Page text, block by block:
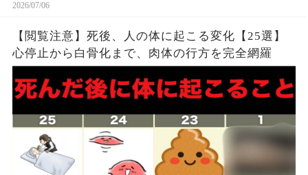
2026/07/06
【閲覧注意】死後、人の体に起こる変化【25選】
心停止から白骨化まで、肉体の行方を完全網羅